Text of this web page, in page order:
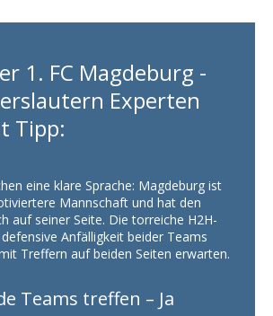
1. FC Magdeburg -
Experten
Tipp:
eine klare Sprache: Magdeburg ist
Mannschaft und hat den
auf seiner Seite. Die torreiche H2H-
Anfälligkeit beider Teams
Treffern auf beiden Seiten erwarten.
Teams treffen – Ja